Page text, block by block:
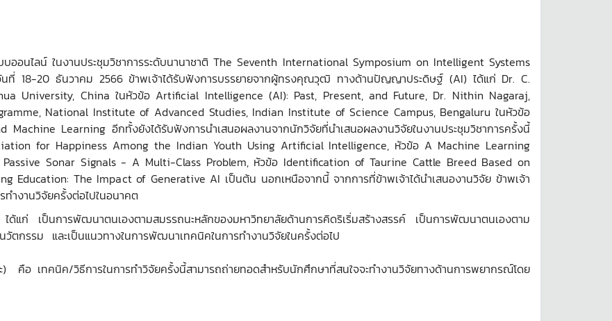
บบออนไลน์ ในงานประชุมวิชาการระดับนานาชาติ The Seventh International Symposium on Intelligent Systems
วันที่ 18-20 ธันวาคม 2566 ข้าพเจ้าได้รับฟังการบรรยายจากผู้ทรงคุณวุฒิ ทางด้านปัญญาประดิษฐ์ (AI) ได้แก่ Dr. C.
University, China ในหัวข้อ Artificial Intelligence (AI): Past, Present, and Future, Dr. Nithin Nagaraj,
National Institute of Advanced Studies, Indian Institute of Science Campus, Bengaluru ในหัวข้อ
Learning อีกทั้งยังได้รับฟังการนำเสนอผลงานจากนักวิจัยที่นำเสนอผลงานวิจัยในงานประชุมวิชาการครั้งนี้
for Happiness Among the Indian Youth Using Artificial Intelligence, หัวข้อ A Machine Learning
Sonar Signals - A Multi-Class Problem, หัวข้อ Identification of Taurine Cattle Breed Based on
Education: The Impact of Generative AI เป็นต้น นอกเหนือจากนี้ จากการที่ข้าพเจ้าได้นำเสนองานวิจัย ข้าพเจ้า
ำงานวิจัยครั้งต่อไปในอนาคต
ก่ เป็นการพัฒนาตนเองตามสมรรถนะหลักของมหาวิทยาลัยด้านการคิดริเริ่มสร้างสรรค์ เป็นการพัฒนาตนเองตาม
ารวิจัยและนวัตกรรม และเป็นแนวทางในการพัฒนาเทคนิคในการทำงานวิจัยในครั้งต่อไป
คือ เทคนิค/วิธีการในการทำวิจัยครั้งนี้สามารถถ่ายทอดสำหรับนักศึกษาที่สนใจจะทำงานวิจัยทางด้านการพยากรณ์โดย